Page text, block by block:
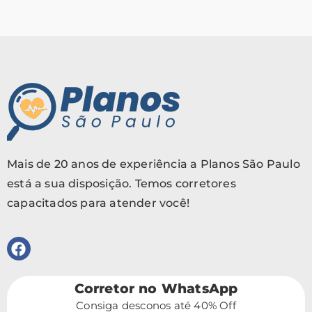
Mais de 20 anos de experiência a Planos São Paulo
está a sua disposição. Temos corretores
capacitados para atender você!
Corretor no WhatsApp
Consiga desconos até 40% Off